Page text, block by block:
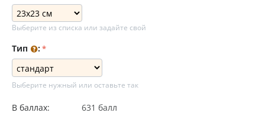
Выберите из списка или задайте свой
Тип :
Выберите нужный или оставьте так
В баллах:
631 балл